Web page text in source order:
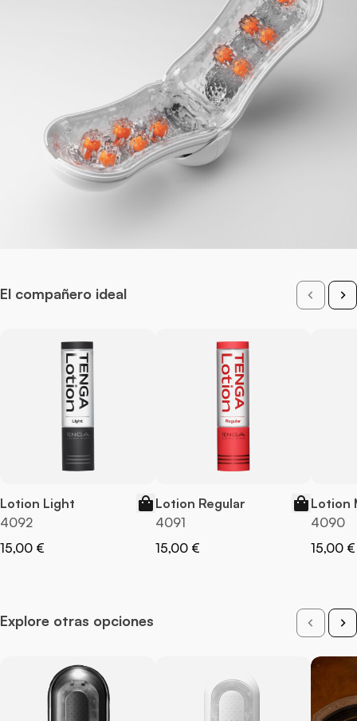
El compañero ideal
Lotion Light
4092
15,00 €
Lotion Regular
4091
15,00 €
Lotion
4090
15,00 €
Explore otras opciones